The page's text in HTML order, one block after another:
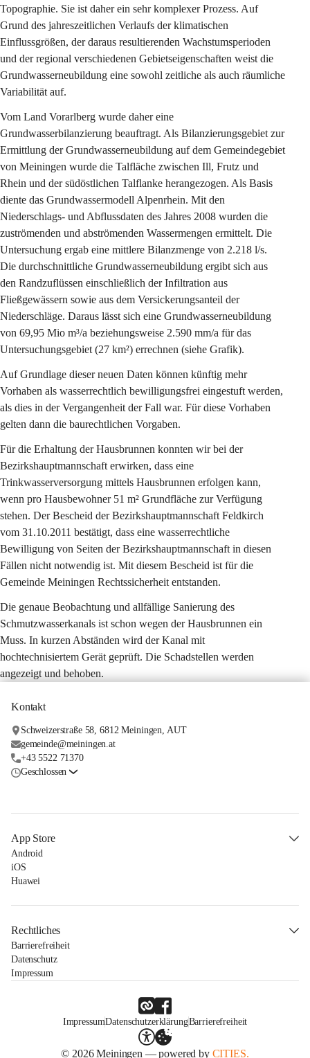
Topographie. Sie ist daher ein sehr komplexer Prozess. Auf
Grund des jahreszeitlichen Verlaufs der klimatischen
Einflussgrößen, der daraus resultierenden Wachstumsperioden
und der regional verschiedenen Gebietseigenschaften weist die
Grundwasserneubildung eine sowohl zeitliche als auch räumliche
Variabilität auf.
Vom Land Vorarlberg wurde daher eine
Grundwasserbilanzierung beauftragt. Als Bilanzierungsgebiet zur
Ermittlung der Grundwasserneubildung auf dem Gemeindegebiet
von Meiningen wurde die Talfläche zwischen Ill, Frutz und
Rhein und der südöstlichen Talflanke herangezogen. Als Basis
diente das Grundwassermodell Alpenrhein. Mit den
Niederschlags- und Abflussdaten des Jahres 2008 wurden die
zuströmenden und abströmenden Wassermengen ermittelt. Die
Untersuchung ergab eine mittlere Bilanzmenge von 2.218 l/s.
Die durchschnittliche Grundwasserneubildung ergibt sich aus
den Randzuflüssen einschließlich der Infiltration aus
Fließgewässern sowie aus dem Versickerungsanteil der
Niederschläge. Daraus lässt sich eine Grundwasserneubildung
von 69,95 Mio m³/a beziehungsweise 2.590 mm/a für das
Untersuchungsgebiet (27 km²) errechnen (siehe Grafik).
Auf Grundlage dieser neuen Daten können künftig mehr
Vorhaben als wasserrechtlich bewilligungsfrei eingestuft werden,
als dies in der Vergangenheit der Fall war. Für diese Vorhaben
gelten dann die baurechtlichen Vorgaben.
Für die Erhaltung der Hausbrunnen konnten wir bei der
Bezirkshauptmannschaft erwirken, dass eine
Trinkwasserversorgung mittels Hausbrunnen erfolgen kann,
wenn pro Hausbewohner 51 m² Grundfläche zur Verfügung
stehen. Der Bescheid der Bezirkshauptmannschaft Feldkirch
vom 31.10.2011 bestätigt, dass eine wasserrechtliche
Bewilligung von Seiten der Bezirkshauptmannschaft in diesen
Fällen nicht notwendig ist. Mit diesem Bescheid ist für die
Gemeinde Meiningen Rechtssicherheit entstanden.
Die genaue Beobachtung und allfällige Sanierung des
Schmutzwasserkanals ist schon wegen der Hausbrunnen ein
Muss. In kurzen Abständen wird der Kanal mit
hochtechnisiertem Gerät geprüft. Die Schadstellen werden
angezeigt und behoben.
Kontakt
Schweizerstraße 58, 6812 Meiningen, AUT
gemeinde@meiningen.at
+43 5522 71370
Geschlossen
App Store
Android
iOS
Huawei
Rechtliches
Barrierefreiheit
Datenschutz
Impressum
ImpressumDatenschutzerklärungBarrierefreiheit
© 2026 Meiningen — powered by CITIES.